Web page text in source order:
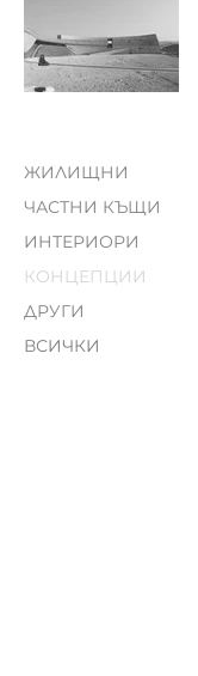
ЖИЛИЩНИ
ЧАСТНИ КЪЩИ
ИНТЕРИОРИ
КОНЦЕПЦИИ
ДРУГИ
ВСИЧКИ